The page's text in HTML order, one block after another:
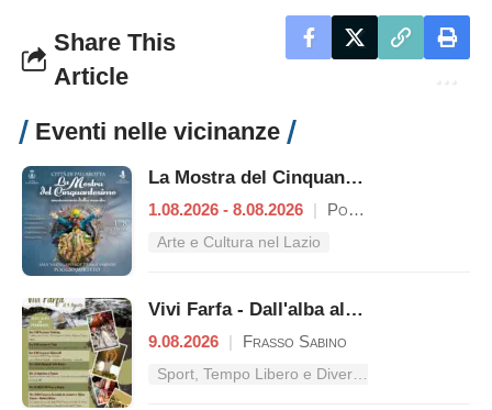
Share This
Article
Eventi nelle vicinanze
La Mostra del Cinquantesimo
1.08.2026 - 8.08.2026 | Poggio Mirteto
Arte e Cultura nel Lazio
Vivi Farfa - Dall'alba al tramonto
9.08.2026 | Frasso Sabino
Sport, Tempo Libero e Divertimento nel Lazio